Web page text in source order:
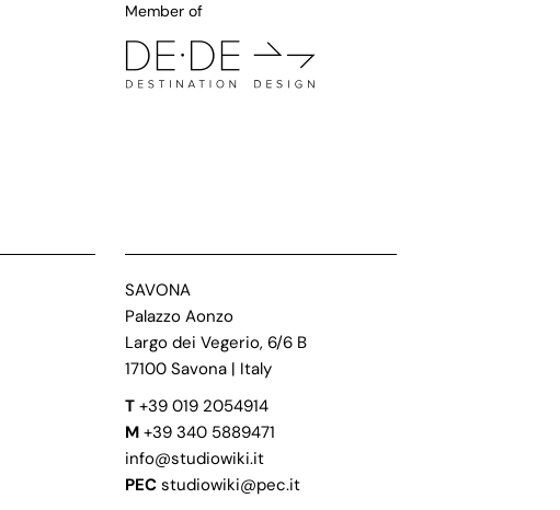
Member of
SAVONA
Palazzo Aonzo
Largo dei Vegerio, 6/6 B
17100 Savona | Italy
T +39 019 2054914
M +39 340 5889471
info@studiowiki.it
PEC studiowiki@pec.it